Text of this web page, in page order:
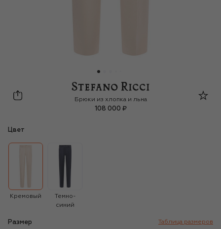
Stefano Ricci
Брюки из хлопка и льна
108 000 ₽
Цвет
Кремовый
Темно-
синий
Размер Таблица размеров